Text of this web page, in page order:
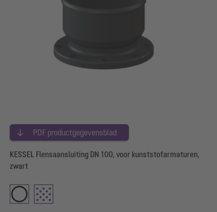
PDF productgegevensblad
KESSEL Flensaansluiting DN 100, voor kunststofarmaturen,
zwart